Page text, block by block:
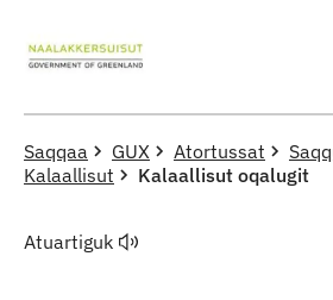
Saqqaa GUX Atortussat
Kalaallisut
Kalaallisut oqalugit
Atuartiguk